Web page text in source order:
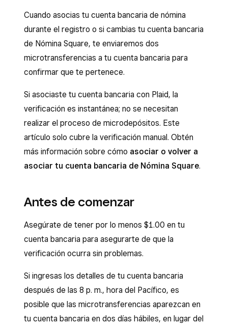
Cuando asocias tu cuenta bancaria de nómina
durante el registro o si cambias tu cuenta bancaria
de Nómina Square, te enviaremos dos
microtransferencias a tu cuenta bancaria para
confirmar que te pertenece.
Si asociaste tu cuenta bancaria con Plaid, la
verificación es instantánea; no se necesitan
realizar el proceso de microdepósitos. Este
artículo solo cubre la verificación manual. Obtén
más información sobre cómo asociar o volver a
asociar tu cuenta bancaria de Nómina Square.
Antes de comenzar
Asegúrate de tener por lo menos $1.00 en tu
cuenta bancaria para asegurarte de que la
verificación ocurra sin problemas.
Si ingresas los detalles de tu cuenta bancaria
después de las 8 p. m., hora del Pacífico, es
posible que las microtransferencias aparezcan en
tu cuenta bancaria en dos días hábiles, en lugar del